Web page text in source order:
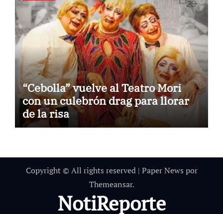
“Cebolla” vuelve al Teatro Mori
con un culebrón drag para llorar
de la risa
Copyright © All rights reserved | Paper News por
Themeansar.
NotiReporte